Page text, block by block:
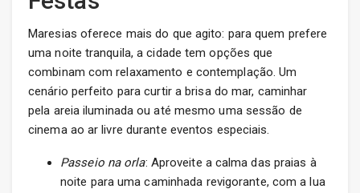
Maresias oferece mais do que agito: para quem prefere
uma noite tranquila, a cidade tem opções que
combinam com relaxamento e contemplação. Um
cenário perfeito para curtir a brisa do mar, caminhar
pela areia iluminada ou até mesmo uma sessão de
cinema ao ar livre durante eventos especiais.
Passeio na orla: Aproveite a calma das praias à
noite para uma caminhada revigorante, com a lua